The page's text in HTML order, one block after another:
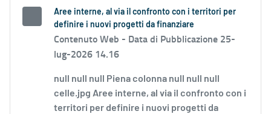
Aree interne, al via il confronto con i territori per
definire i nuovi progetti da finanziare
Contenuto Web - Data di Pubblicazione 25-
lug-2026 14.16
null null null Piena colonna null null null
celle.jpg Aree interne, al via il confronto con i
territori per definire i nuovi progetti da